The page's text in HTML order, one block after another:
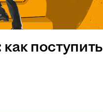
поступить